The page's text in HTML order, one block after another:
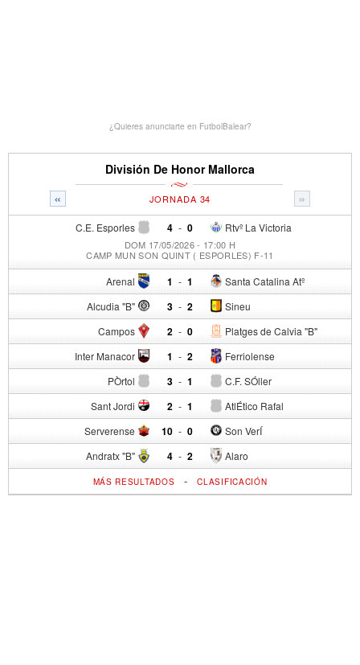
¿Quieres anunciarte en FutbolBalear?
División De Honor Mallorca
« »
JORNADA 34
C.E. Esporles 4 - Rtvº La Victoria
0
DOM 17/05/2026 - 17:00 H
CAMP MUN SON QUINT ( ESPORLES) F-11
Arenal 1 - Santa Catalina Atº
1
Alcudia "B" 3 - Sineu
2
Campos 2 - Platges de Calvia "B"
0
Inter Manacor 1 - Ferriolense
2
PÒrtol 3 - C.F. SÓller
1
Sant Jordi 2 - AtlÉtico Rafal
1
Serverense 10 - Son VerÍ
0
Andratx "B" 4 - Alaro
2
MÁS RESULTADOS -CLASIFICACIÓN